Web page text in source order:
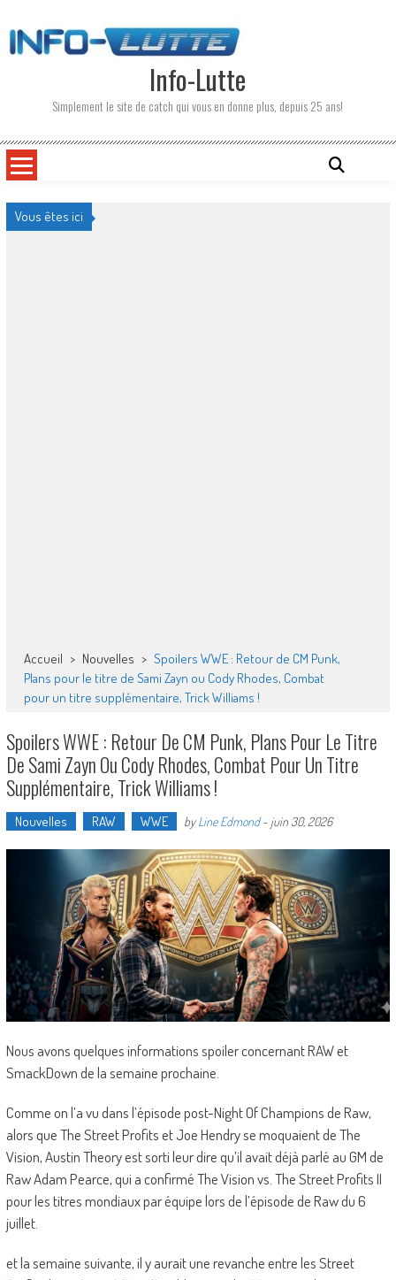
to
content
Info-Lutte
Simplement le site de catch qui vous en donne plus, depuis 25 ans!
Vous êtes ici
Accueil > Nouvelles > Spoilers WWE : Retour de CM Punk,
Plans pour le titre de Sami Zayn ou Cody Rhodes, Combat
pour un titre supplémentaire, Trick Williams !
Spoilers WWE : Retour De CM Punk, Plans Pour Le Titre
De Sami Zayn Ou Cody Rhodes, Combat Pour Un Titre
Supplémentaire, Trick Williams !
Nouvelles RAW WWE byLine Edmond- juin 30, 2026
Nous avons quelques informations spoiler concernant RAW et
SmackDown de la semaine prochaine.
Comme on l’a vu dans l’épisode post-Night Of Champions de Raw,
alors que The Street Profits et Joe Hendry se moquaient de The
Vision, Austin Theory est sorti leur dire qu’il avait déjà parlé au GM de
Raw Adam Pearce, qui a confirmé The Vision vs. The Street Profits II
pour les titres mondiaux par équipe lors de l’épisode de Raw du 6
juillet.
et la semaine suivante, il y aurait une revanche entre les Street